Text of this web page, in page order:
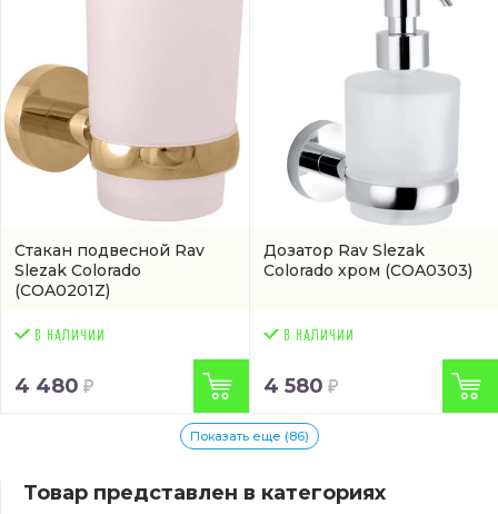
Стакан подвесной Rav
Slezak Colorado
(COA0201Z)
4 480
Дозатор Rav Slezak
Colorado хром (COA0303)
4 580
Показать еще (86)
Товар представлен в категориях